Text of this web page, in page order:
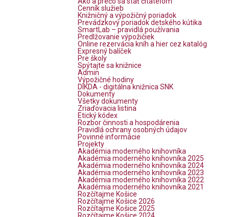
Cenník služieb
Knižničný a výpožičný poriadok
Prevádzkový poriadok detského kútika
SmartLab – pravidlá používania
Predlžovanie výpožičiek
Online rezervácia kníh a hier cez katalóg
Expresný balíček
Pre školy
Spýtajte sa knižnice
Admin
Výpožičné hodiny
DIKDA - digitálna knižnica SNK
Dokumenty
Všetky dokumenty
Zriaďovacia listina
Etický kódex
Rozbor činnosti a hospodárenia
Pravidlá ochrany osobných údajov
Povinné informácie
Projekty
Akadémia moderného knihovníka
Akadémia moderného knihovníka 2025
Akadémia moderného knihovníka 2024
Akadémia moderného knihovníka 2023
Akadémia moderného knihovníka 2022
Akadémia moderného knihovníka 2021
Rozčítajme Košice
Rozčítajme Košice 2026
Rozčítajme Košice 2025